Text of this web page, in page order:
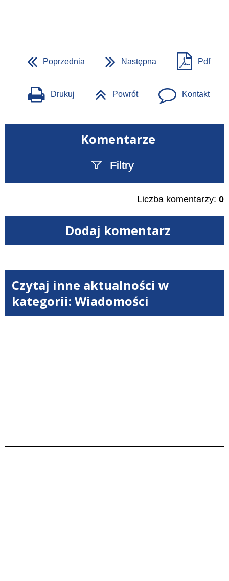
Poprzednia Następna Pdf
Drukuj Powrót Kontakt
Komentarze
Filtry
Liczba komentarzy: 0
Dodaj komentarz
Czytaj inne aktualności w
kategorii: Wiadomości